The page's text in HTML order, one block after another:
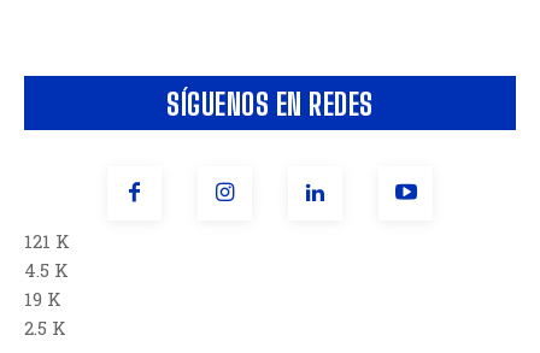
SÍGUENOS EN REDES
121 K
4.5 K
19 K
2.5 K